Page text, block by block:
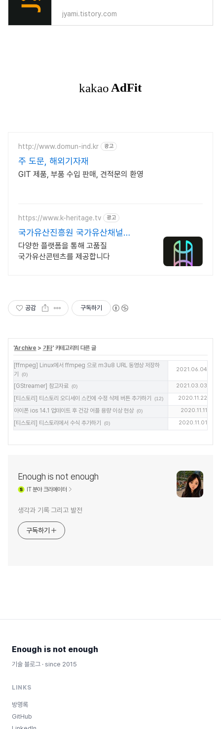
jyami.tistory.com
http://www.domun-ind.kr 광고
주 도문, 해외기자재
GIT 제품, 부품 수입 판매, 견적문의 환영
https://www.k-heritage.tv 광고
국가유산진흥원 국가유산채널
한국의 세계유산 영상
다양한 플랫폼을 통해 고품질
국가유산콘텐츠를 제공합니다
공감 구독하기
'Archive > 기타' 카테고리의 다른 글
[ffmpeg] Linux에서 ffmpeg 으로 m3u8 URL 동영상 저장하
기
(0)
2021.06.04
[GStreamer] 참고자료 (0) 2021.03.03
[티스토리] 티스토리 오디세이 스킨에 수정 삭제 버튼 추가하기 (12) 2020.11.22
아이폰 ios 14.1 업데이트 후 건강 어플 용량 이상 현상 (0) 2020.11.11
[티스토리] 티스토리에서 수식 추가하기 (0) 2020.11.01
Enough is not enough
IT분야 크리에이터
생각과 기록 그리고 발전
구독하기
Enough is not enough
기술 블로그 · since 2015
LINKS
방명록
GitHub